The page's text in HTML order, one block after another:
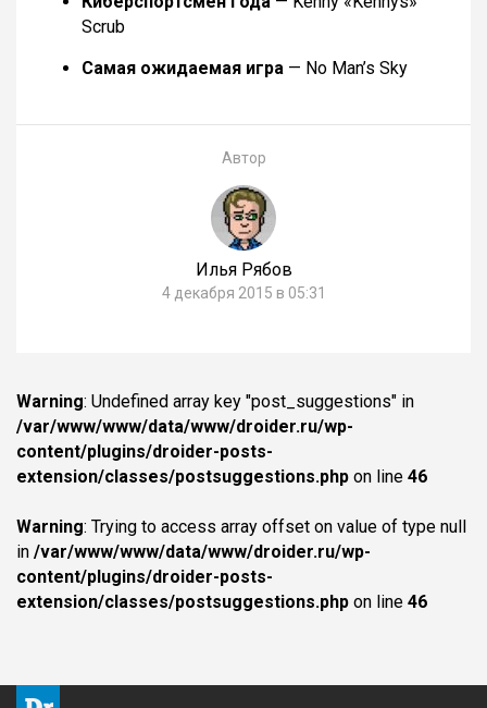
Scrub
Самая ожидаемая игра — No Man’s Sky
Автор
Илья Рябов
4 декабря 2015 в 05:31
Warning: Undefined array key "post_suggestions" in
/var/www/www/data/www/droider.ru/wp-
content/plugins/droider-posts-
extension/classes/postsuggestions.php on line 46
Warning: Trying to access array offset on value of type null
in /var/www/www/data/www/droider.ru/wp-
content/plugins/droider-posts-
extension/classes/postsuggestions.php on line 46